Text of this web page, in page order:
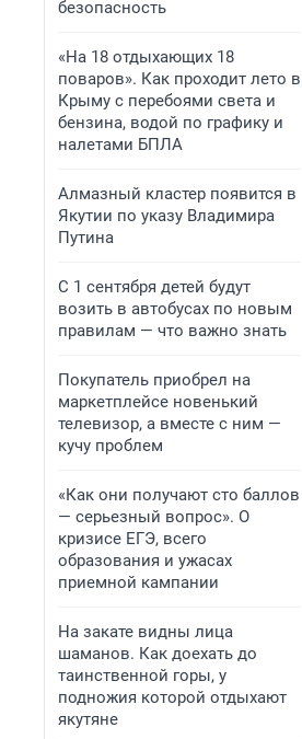
безопасность
«На 18 отдыхающих 18
поваров». Как проходит лето в
Крыму с перебоями света и
бензина, водой по графику и
налетами БПЛА
Алмазный кластер появится в
Якутии по указу Владимира
Путина
С 1 сентября детей будут
возить в автобусах по новым
правилам — что важно знать
Покупатель приобрел на
маркетплейсе новенький
телевизор, а вместе с ним —
кучу проблем
«Как они получают сто баллов
— серьезный вопрос». О
кризисе ЕГЭ, всего
образования и ужасах
приемной кампании
На закате видны лица
шаманов. Как доехать до
таинственной горы, у
подножия которой отдыхают
якутяне